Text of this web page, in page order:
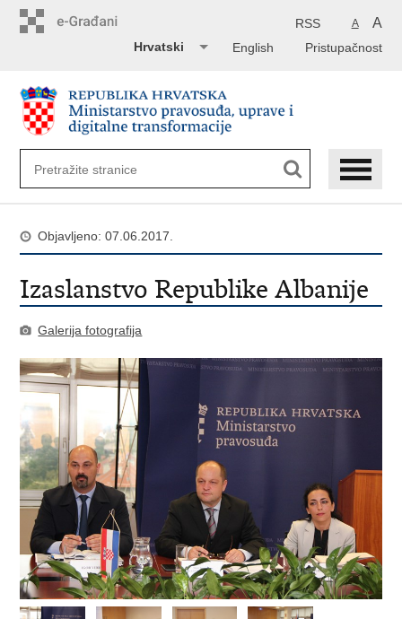
A A
RSS
Pristupačnost
English
Hrvatski
Objavljeno: 07.06.2017.
Izaslanstvo Republike Albanije
Galerija fotografija